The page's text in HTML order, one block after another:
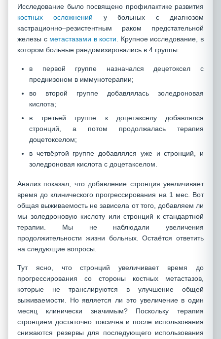
Исследование было посвящено профилактике развития
костных осложнений у больных с диагнозом
кастрационно–резистентным раком предстательной
железы с метастазами в кости . Крупное исследование, в
котором больные рандомизировались в 4 группы:
в первой группе назначался децетоксел с
преднизоном в иммунотерапии;
во второй группе добавлялась золедроновая
кислота;
в третьей группе к доцетакселу добавлялся
стронций, а потом продолжалась терапия
доцетокселом;
в четвёртой группе добавлялся уже и стронций, и
золедроновая кислота с доцетакселом.
Анализ показал, что добавление стронция увеличивает
время до клинического прогрессирования на 1 мес. Вот
общая выживаемость не зависела от того, добавляем ли
мы золедроновую кислоту или стронций к стандартной
терапии. Мы не наблюдали увеличения
продолжительности жизни больных. Остаётся ответить
на следующие вопросы.
Тут ясно, что стронций увеличивает время до
прогрессирования со стороны костных метастазов,
которые не транслируются в улучшение общей
выживаемости. Но является ли это увеличение в один
месяц клинически значимым? Поскольку терапия
стронцием достаточно токсична и после использования
снижаются резервы для последующего использования